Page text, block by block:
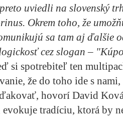
uviedli na slovenský
Okrem toho, že
sa tam aj ďalšie
cez slogan –
si spotrebiteľ ten
že do toho ide s nami,
hovorí David
tradíciu, ktorá by